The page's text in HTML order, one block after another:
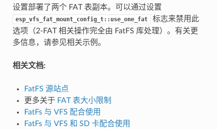
设置部署了两个 FAT 表副本。可以通过设置
esp_vfs_fat_mount_config_t::use_one_fat
标志来禁用此
选项（2-FAT 相关操作完全由 FatFS 库处理）。有关更
多信息，请参见相关示例。
相关文档:
FatFS 源站点
更多关于 FAT 表大小限制
FatFs 与 VFS 配合使用
FatFs 与 VFS 和 SD 卡配合使用